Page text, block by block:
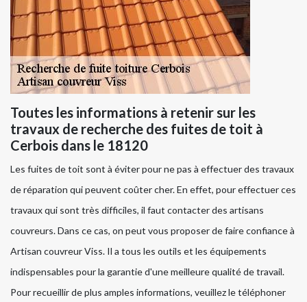
Toutes les informations à retenir sur les
travaux de recherche des fuites de toit à
Cerbois dans le 18120
Les fuites de toit sont à éviter pour ne pas à effectuer des travaux
de réparation qui peuvent coûter cher. En effet, pour effectuer ces
travaux qui sont très difficiles, il faut contacter des artisans
couvreurs. Dans ce cas, on peut vous proposer de faire confiance à
Artisan couvreur Viss. Il a tous les outils et les équipements
indispensables pour la garantie d'une meilleure qualité de travail.
Pour recueillir de plus amples informations, veuillez le téléphoner